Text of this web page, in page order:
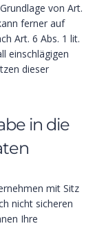
von Art.
ferner auf
Art. 6 Abs. 1 lit.
einschlägigen
dieser
in die
mit Sitz
nicht sicheren
Ihre